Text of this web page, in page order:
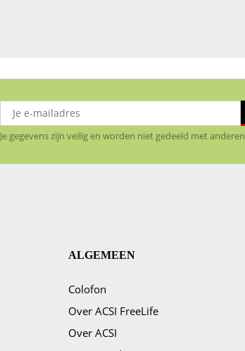
Je gegevens zijn veilig en worden niet gedeeld met anderen
ALGEMEEN
Colofon
Over ACSI FreeLife
Over ACSI